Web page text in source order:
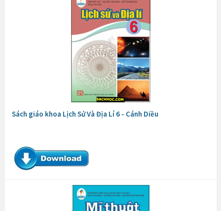
Sách giáo khoa Lịch Sử Và Địa Lí 6 - Cánh Diều